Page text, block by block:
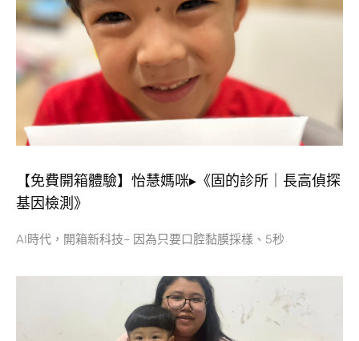
【免費開箱體驗】怡慧媽咪▸《固的診所｜長高偵探
基因檢測》
AI時代，開箱新科技~ 因為只要口腔黏膜採樣、5秒